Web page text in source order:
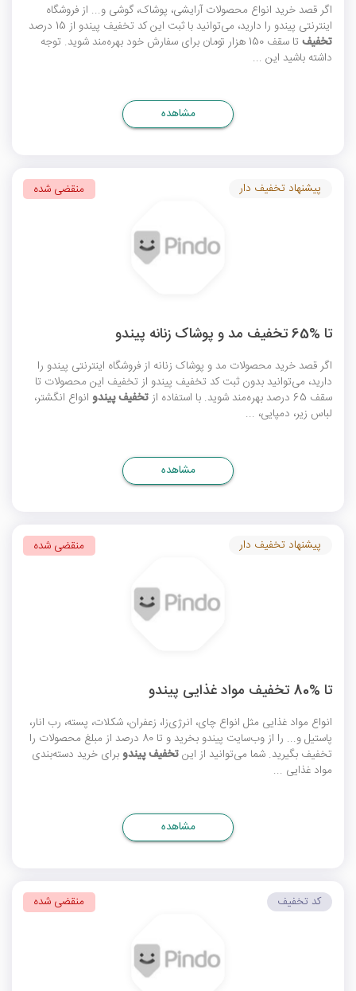
اگر قصد خرید انواع محصولات آرایشی، پوشاک، گوشی و... از فروشگاه
اینترنتی پیندو را دارید، می‌توانید با ثبت اینکد تخفیف پیندو از 15 درصد
تخفیف
تا سقف 150 هزار تومان برای سفارش خود بهره‌مند شوید. توجه
داشته باشید این ...
مشاهده
تا %65 تخفیف مد و پوشاک زنانه پیندو
اگر قصد خرید محصولات مد و پوشاک زنانه از فروشگاه اینترنتی پیندو را
دارید، می‌توانید بدون ثبتکد تخفیف پیندو از تخفیف این محصولات تا
سقف 65 درصد بهره‌مند شوید. با استفاده از
تخفیف پیندو انواع انگشتر،
لباس زیر، دمپایی، ...
پیشنهاد تخفیف دار منقضی شده
مشاهده
تا %80 تخفیف مواد غذایی پیندو
انواع مواد غذایی مثل انواع چای، انرژی‌زا، زعفران، شکلات، پسته، رب انار،
پاستیل و... را از وب‌سایت پیندو بخرید و تا 80 درصد از مبلغ محصولات را
تخفیف بگیرید. شما می‌توانید از اینتخفیف پیندوبرای خرید دسته‌بندی
مواد غذایی ...
پیشنهاد تخفیف دار منقضی شده
مشاهده
کد تخفیف منقضی شده